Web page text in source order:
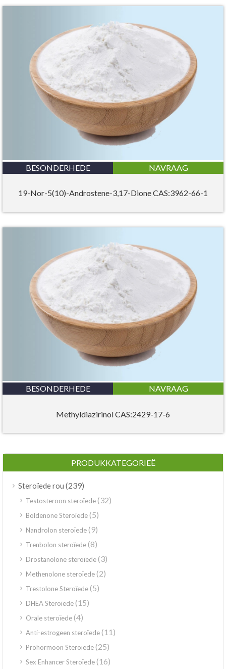
BESONDERHEDE NAVRAAG
19-Nor-5(10)-Androstene-3,17-Dione CAS:3962-66-1
BESONDERHEDE NAVRAAG
Methyldiazirinol CAS:2429-17-6
PRODUKKATEGORIEË
Steroïede rou (239)
Testosteroon steroïede(32)
Boldenone Steroïede(5)
Nandrolon steroïede(9)
Trenbolon steroïede(8)
Drostanolone steroïede(3)
Methenolone steroïede(2)
Trestolone Steroïede(5)
DHEA Steroïede(15)
Orale steroïede(4)
Anti-estrogeen steroïede(11)
Prohormoon Steroïede(25)
Sex Enhancer Steroïede(16)